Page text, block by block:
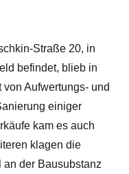
Straße 20, in
befindet, blieb in
Aufwertungs- und
einiger
kam es auch
klagen die
an der Bausubstanz